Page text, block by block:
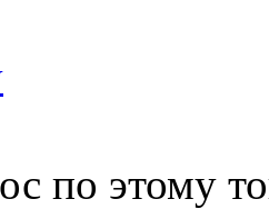
по этому